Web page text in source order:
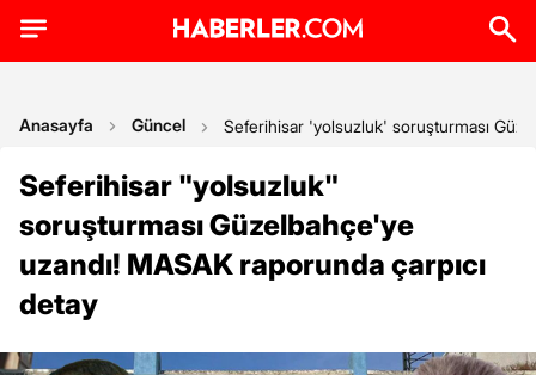
Anasayfa Güncel Seferihisar 'yolsuzluk' soruşturması
Seferihisar "yolsuzluk"
soruşturması Güzelbahçe'ye
uzandı! MASAK raporunda çarpıcı
detay